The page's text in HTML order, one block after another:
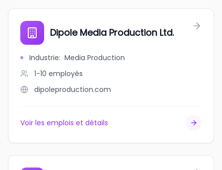
Dipole Media Production Ltd.
Industrie: Media Production
1-10 employés
dipoleproduction.com
Voir les emplois et détails